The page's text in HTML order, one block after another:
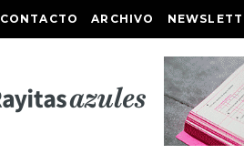
CONTACTO ARCHIVO